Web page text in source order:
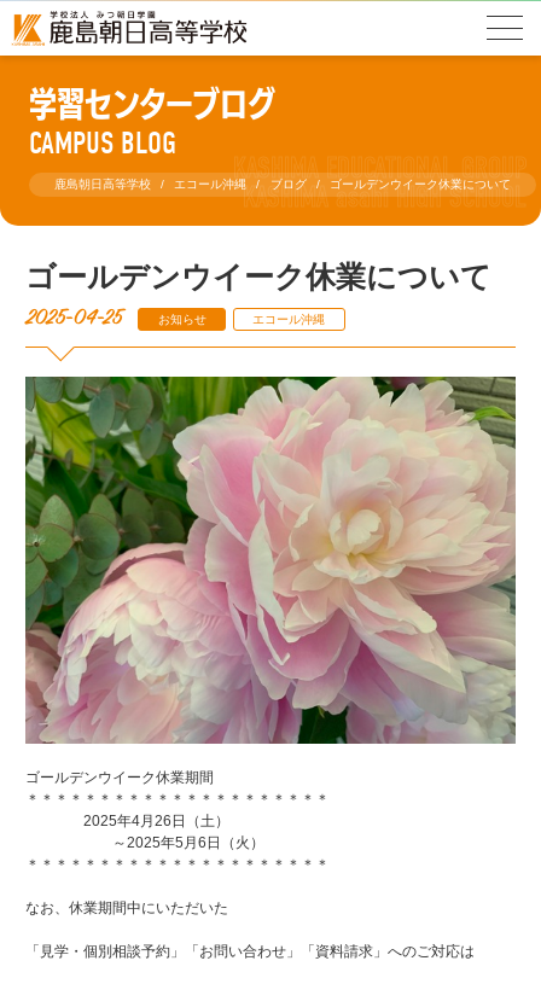
学習センターブログ
CAMPUS BLOG
鹿島朝日高等学校 エコール沖縄 ブログ ゴールデンウイーク休業について
ゴールデンウイーク休業について
2025-04-25 お知らせ エコール沖縄
ゴールデンウイーク休業期間
＊＊＊＊＊＊＊＊＊＊＊＊＊＊＊＊＊＊＊＊＊
2025年4月26日（土）
～2025年5月6日（火）
＊＊＊＊＊＊＊＊＊＊＊＊＊＊＊＊＊＊＊＊＊
なお、休業期間中にいただいた
「見学・個別相談予約」「お問い合わせ」「資料請求」へのご対応は